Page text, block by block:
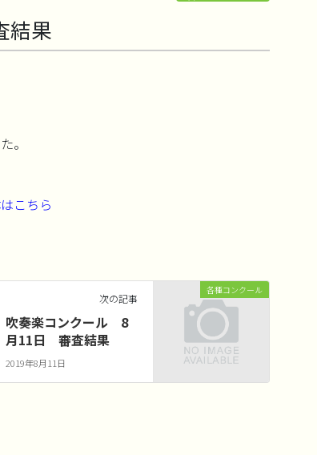
結果
。
こちら
各種コンクール
次の記事
吹奏楽コンクール 8
月11日 審査結果
2019年8月11日